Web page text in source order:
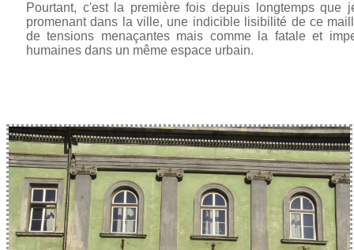
Pourtant, c'est la première fois depuis longtemps que
promenant dans la ville, une indicible lisibilité de ce
de tensions menaçantes mais comme la fatale et
humaines dans un même espace urbain.